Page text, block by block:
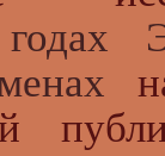
годах